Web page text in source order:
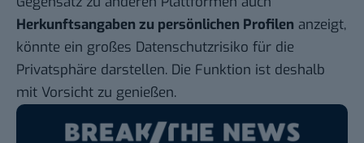
Herkunftsangaben zu persönlichen Profilen anzeigt,
könnte ein großes Datenschutzrisiko für die
Privatsphäre darstellen. Die Funktion ist deshalb
mit Vorsicht zu genießen.